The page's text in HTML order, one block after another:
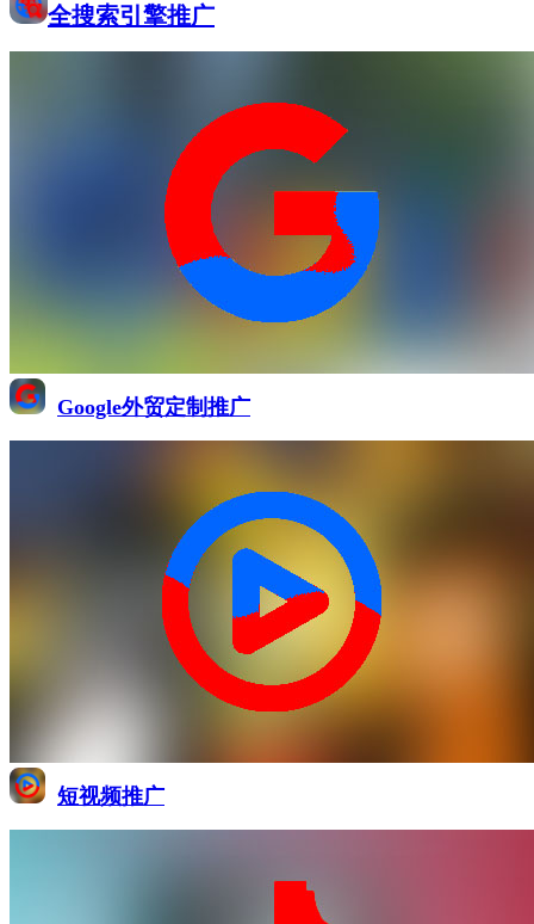
全搜索引擎推广
Google外贸定制推广
短视频推广